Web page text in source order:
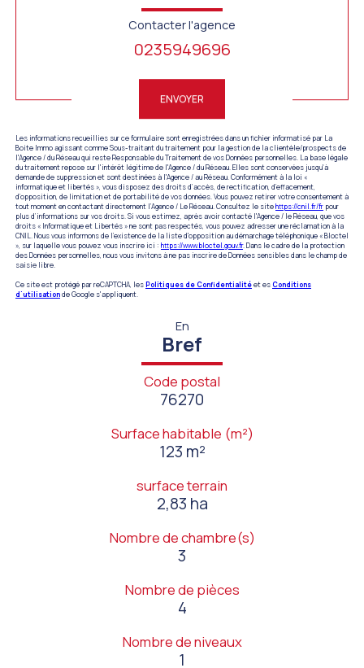
Contacter l'agence
0235949696
ENVOYER
Les informations recueillies sur ce formulaire sont enregistrées dans un fichier informatisé par La
Boite Immo agissant comme Sous-traitant du traitement pour la gestion de la clientèle/prospects de
l'Agence / du Réseau qui reste Responsable du Traitement de vos Données personnelles. La base légale
du traitement repose sur l'intérêt légitime de l'Agence / du Réseau. Elles sont conservées jusqu'à
demande de suppression et sont destinées à l'Agence / au Réseau. Conformément à la loi «
informatique et libertés », vous disposez des droits d’accès, de rectification, d’effacement,
d’opposition, de limitation et de portabilité de vos données. Vous pouvez retirer votre consentement à
tout moment en contactant directement l’Agence / Le Réseau. Consultez le sitehttps://cnil.fr/fr pour
plus d’informations sur vos droits. Si vous estimez, après avoir contacté l'Agence / le Réseau, que vos
droits « Informatique et Libertés » ne sont pas respectés, vous pouvez adresser une réclamation à la
CNIL. Nous vous informons de l’existence de la liste d'opposition au démarchage téléphonique « Bloctel
», sur laquelle vous pouvez vous inscrire ici : https://www.bloctel.gouv.fr. Dans le cadre de la protection
des Données personnelles, nous vous invitons à ne pas inscrire de Données sensibles dans le champ de
saisie libre.
Ce site est protégé par reCAPTCHA, lesPolitiques de Confidentialitéet esConditions
d'utilisationde Google s'appliquent.
En
Bref
Code postal
76270
Surface habitable (m²)
123 m²
surface terrain
2,83 ha
Nombre de chambre(s)
3
Nombre de pièces
4
Nombre de niveaux
1